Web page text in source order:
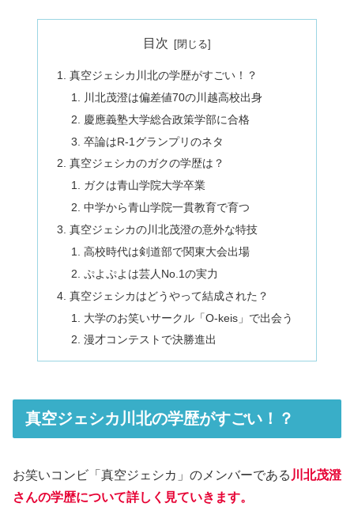
目次
真空ジェシカ川北の学歴がすごい！？
川北茂澄は偏差値70の川越高校出身
慶應義塾大学総合政策学部に合格
卒論はR-1グランプリのネタ
真空ジェシカのガクの学歴は？
ガクは青山学院大学卒業
中学から青山学院一貫教育で育つ
真空ジェシカの川北茂澄の意外な特技
高校時代は剣道部で関東大会出場
ぷよぷよは芸人No.1の実力
真空ジェシカはどうやって結成された？
大学のお笑いサークル「O-keis」で出会う
漫才コンテストで決勝進出
真空ジェシカ川北の学歴がすごい！？
お笑いコンビ「真空ジェシカ」のメンバーである 川北茂澄
さんの学歴について詳しく見ていきます。